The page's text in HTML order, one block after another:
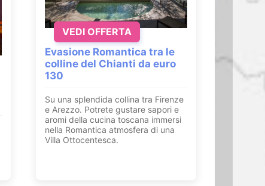
Evasione Romantica tra le
colline del Chianti da euro
130
Su una splendida collina tra Firenze
e Arezzo. Potrete gustare sapori e
aromi della cucina toscana immersi
nella Romantica atmosfera di una
Villa Ottocentesca.
VEDI OFFERTA